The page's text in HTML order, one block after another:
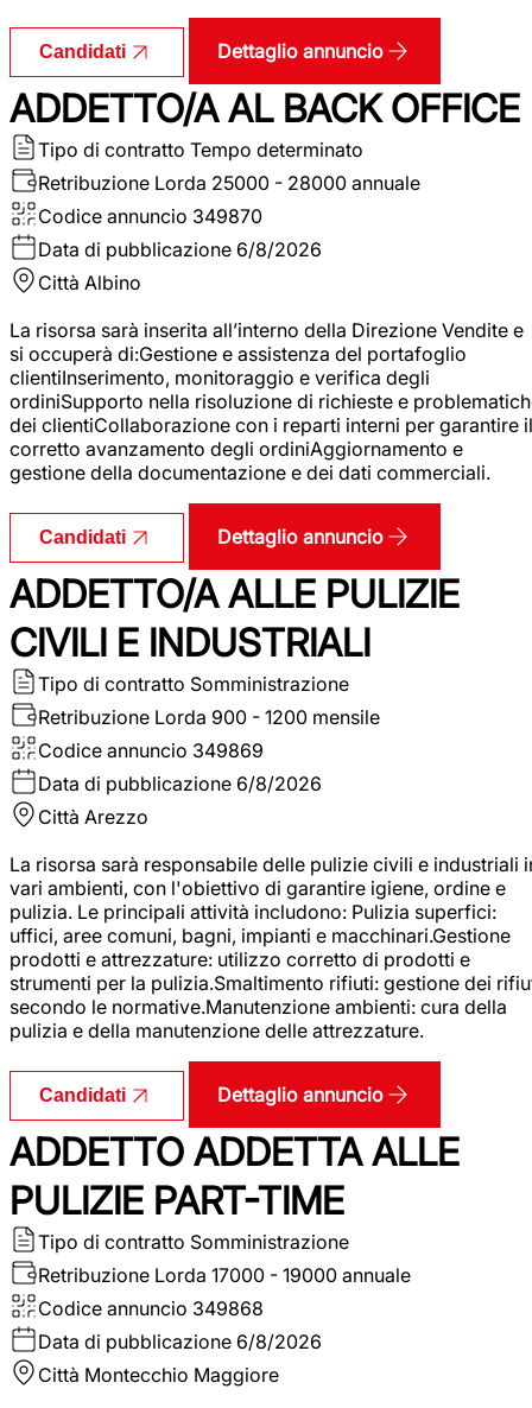
Candidati Dettaglio annuncio
ADDETTO/A AL BACK OFFICE
Tipo di contratto Tempo determinato
Retribuzione Lorda 25000 - 28000 annuale
Codice annuncio 349870
Data di pubblicazione 6/8/2026
Città Albino
La risorsa sarà inserita all’interno della Direzione Vendite e
si occuperà di:Gestione e assistenza del portafoglio
clientiInserimento, monitoraggio e verifica degli
ordiniSupporto nella risoluzione di richieste e
dei clientiCollaborazione con i reparti interni per garantire il
corretto avanzamento degli ordiniAggiornamento e
gestione della documentazione e dei dati commerciali.
Candidati Dettaglio annuncio
ADDETTO/A ALLE PULIZIE
CIVILI E INDUSTRIALI
Tipo di contratto Somministrazione
Retribuzione Lorda 900 - 1200 mensile
Codice annuncio 349869
Data di pubblicazione 6/8/2026
Città Arezzo
La risorsa sarà responsabile delle pulizie civili e industriali
vari ambienti, con l'obiettivo di garantire igiene, ordine e
pulizia. Le principali attività includono: Pulizia superfici:
uffici, aree comuni, bagni, impianti e macchinari.Gestione
prodotti e attrezzature: utilizzo corretto di prodotti e
strumenti per la pulizia.Smaltimento rifiuti: gestione dei
secondo le normative.Manutenzione ambienti: cura della
pulizia e della manutenzione delle attrezzature.
Candidati Dettaglio annuncio
ADDETTO ADDETTA ALLE
PULIZIE PART-TIME
Tipo di contratto Somministrazione
Retribuzione Lorda 17000 - 19000 annuale
Codice annuncio 349868
Data di pubblicazione 6/8/2026
Città Montecchio Maggiore